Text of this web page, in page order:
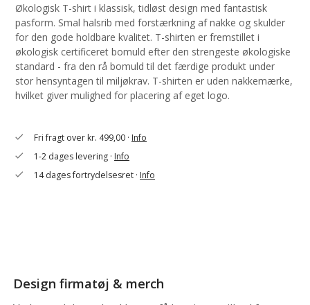
Økologisk T-shirt i klassisk, tidløst design med fantastisk
pasform. Smal halsrib med forstærkning af nakke og skulder
for den gode holdbare kvalitet. T-shirten er fremstillet i
økologisk certificeret bomuld efter den strengeste økologiske
standard - fra den rå bomuld til det færdige produkt under
stor hensyntagen til miljøkrav. T-shirten er uden nakkemærke,
hvilket giver mulighed for placering af eget logo.
check Fri fragt over kr. 499,00 ·Info
check 1-2 dages levering ·Info
check 14 dages fortrydelsesret ·Info
Design firmatøj & merch